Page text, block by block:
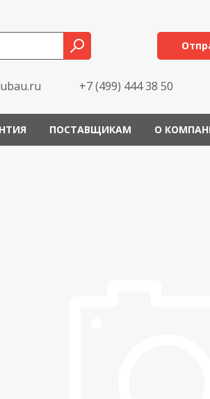
+7 (499) 444 38 50
ПОСТАВЩИКАМ О